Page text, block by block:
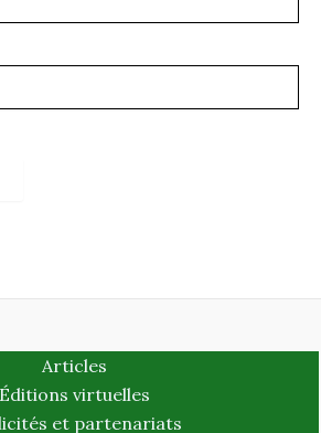
Articles
Éditions virtuelles
et partenariats